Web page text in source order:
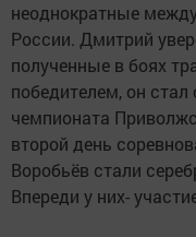
неоднократные
России. Дмитрий
полученные в боях
победителем, он
чемпионата
второй день
Воробьёв стали
Впереди у них-